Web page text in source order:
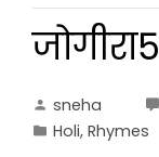
जोगीरा5
sneha
Holi, Rhymes